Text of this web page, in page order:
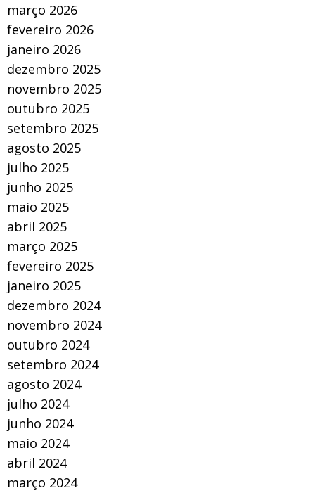
março 2026
fevereiro 2026
janeiro 2026
dezembro 2025
novembro 2025
outubro 2025
setembro 2025
agosto 2025
julho 2025
junho 2025
maio 2025
abril 2025
março 2025
fevereiro 2025
janeiro 2025
dezembro 2024
novembro 2024
outubro 2024
setembro 2024
agosto 2024
julho 2024
junho 2024
maio 2024
abril 2024
março 2024